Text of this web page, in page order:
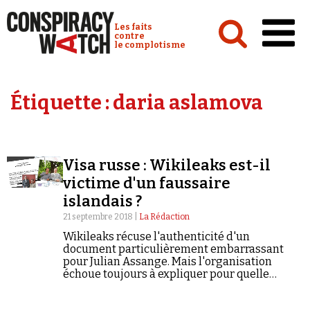
Conspiracy Watch :
Les faits
contre
le complotisme
Analyses
Vidéos
Émissions
Revues de presse
Étiquette :daria aslamova
Visa russe : Wikileaks est-il
victime d'un faussaire
islandais ?
21 septembre 2018 | La Rédaction
Wikileaks récuse l'authenticité d'un
document particulièrement embarrassant
pour Julian Assange. Mais l'organisation
échoue toujours à expliquer pour quelle